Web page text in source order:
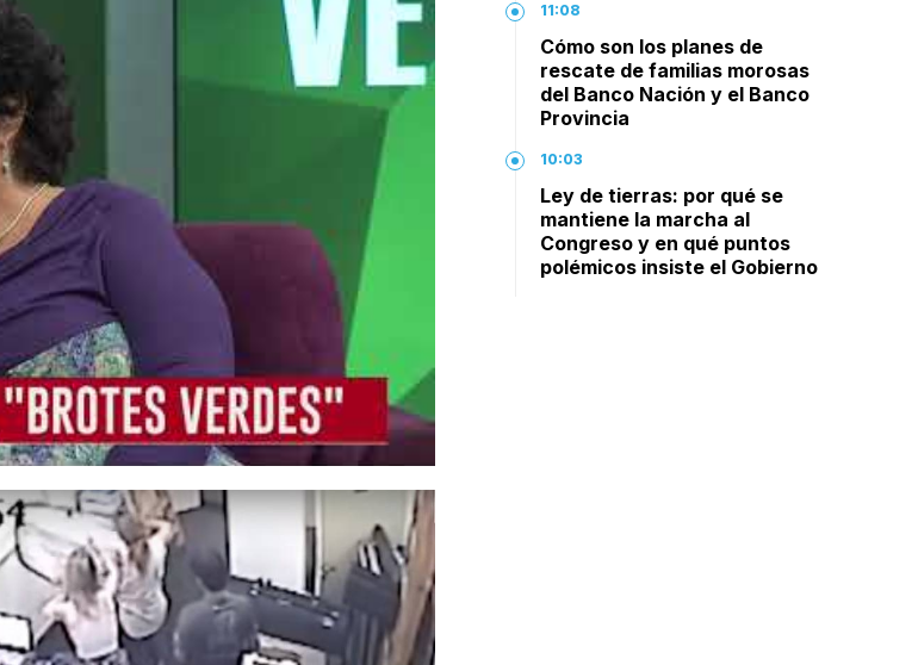
11:08
Cómo son los planes de
rescate de familias morosas
del Banco Nación y el Banco
Provincia
10:03
Ley de tierras: por qué se
mantiene la marcha al
Congreso y en qué puntos
polémicos insiste el Gobierno